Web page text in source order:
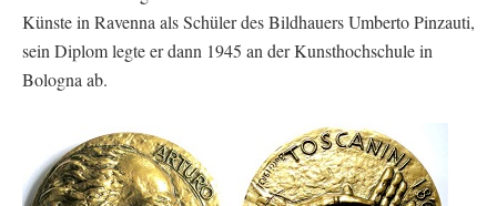
Künste in Ravenna als Schüler des Bildhauers Umberto Pinzauti,
sein Diplom legte er dann 1945 an der Kunsthochschule in
Bologna ab.